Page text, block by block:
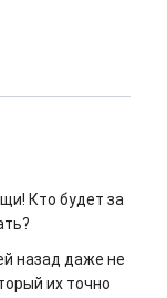
Кто будет за
назад даже не
их точно